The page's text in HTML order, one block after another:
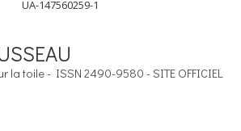
UA-147560259-1
la toile - ISSN 2490-9580 - SITE OFFICIEL